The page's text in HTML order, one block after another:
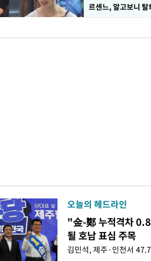
르센느, 알고보니 탈
오늘의 헤드라인
"金-鄭 누적격차
될 호남 표심 주목
김민석, 제주·인천서